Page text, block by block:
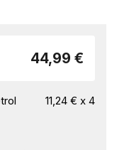
44,99 €
11,24 € x 4